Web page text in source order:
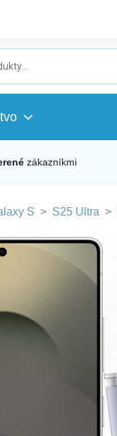
zákazníkmi
S > S25 Ultra >